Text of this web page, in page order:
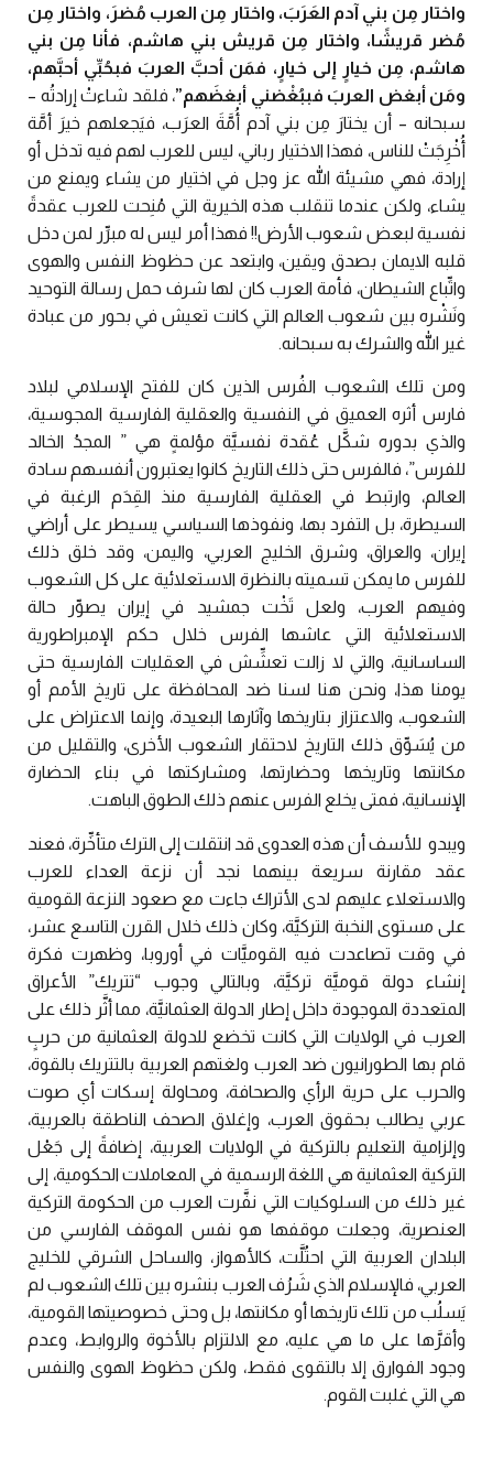
واختار مِن بني آدم العَرَبَ، واختار مِن العرب مُضرَ، واختار مِن
مُضر قريشًا، واختار مِن قريش بني هاشم، فأنا مِن بني
هاشم، مِن خيارٍ إلى خيارٍ، فمَن أحبَّ العربَ فبحُبِّي أحبَّهم،
ومَن أبغض العربَ فببُغْضني أبغضَهم”، فلقد شاءتْ إرادتُه –
سبحانه – أن يختارَ مِن بني آدم أُمَّةَ العرَب، فيَجعلهم خيرَ أمَّة
أُخْرِجَتْ للناس، فهذا الاختيار رباني، ليس للعرب لهم فيه تدخل أو
إرادة، فهي مشيئة الله عز وجل في اختيار من يشاء ويمنع من
يشاء، ولكن عندما تنقلب هذه الخيرية التي مُنِحت للعرب عقدةً
نفسية لبعض شعوب الأرض!! فهذا أمر ليس له مبرِّر لمن دخل
قلبه الايمان بصدق ويقين، وابتعد عن حظوظ النفس والهوى
واتِّباع الشيطان، فأمة العرب كان لها شرف حمل رسالة التوحيد
ونَشْره بين شعوب العالم التي كانت تعيش في بحور من عبادة
غير الله والشرك به سبحانه.
ومن تلك الشعوب الفُرس الذين كان للفتح الإسلامي لبلاد
فارس أثره العميق في النفسية والعقلية الفارسية المجوسية،
والذي بدوره شكَّل عُقدة نفسيَّة مؤلمةٍ هي ” المجدُ الخالد
للفرس”، فالفرس حتى ذلك التاريخ كانوا يعتبرون أنفسهم سادة
العالم، وارتبط في العقلية الفارسية منذ القِدَم الرغبة في
السيطرة، بل التفرد بها، ونفوذها السياسي يسيطر على أراضي
إيران، والعراق، وشرق الخليج العربي، واليمن، وقد خلق ذلك
للفرس ما يمكن تسميته بالنظرة الاستعلائية على كل الشعوب
وفيهم العرب، ولعل تَخْت جمشيد في إيران يصوِّر حالة
الاستعلائية التي عاشها الفرس خلال حكم الإمبراطورية
الساسانية، والتي لا زالت تعشِّش في العقليات الفارسية حتى
يومنا هذا، ونحن هنا لسنا ضد المحافظة على تاريخ الأمم أو
الشعوب، والاعتزاز بتاريخها وآثارها البعيدة، وإنما الاعتراض على
من يُسَوِّق ذلك التاريخ لاحتقار الشعوب الأخرى، والتقليل من
مكانتها وتاريخها وحضارتها، ومشاركتها في بناء الحضارة
الإنسانية، فمتى يخلع الفرس عنهم ذلك الطوق الباهت.
ويبدو للأسف أن هذه العدوى قد انتقلت إلى الترك متأخِّرة، فعند
عقد مقارنة سريعة بينهما نجد أن نزعة العداء للعرب
والاستعلاء عليهم لدى الأتراك جاءت مع صعود النزعة القومية
على مستوى النخبة التركيَّة، وكان ذلك خلال القرن التاسع عشر،
في وقت تصاعدت فيه القوميَّات في أوروبا، وظهرت فكرة
إنشاء دولة قوميَّة تركيَّة، وبالتالي وجوب “تتريك” الأعراق
المتعددة الموجودة داخل إطار الدولة العثمانيَّة، مما أثَّر ذلك على
العرب في الولايات التي كانت تخضع للدولة العثمانية من حربٍ
قام بها الطورانيون ضد العرب ولغتهم العربية بالتتريك بالقوة،
والحرب على حرية الرأي والصحافة، ومحاولة إسكات أي صوت
عربي يطالب بحقوق العرب، وإغلاق الصحف الناطقة بالعربية،
وإلزامية التعليم بالتركية في الولايات العربية، إضافةً إلى جَعْل
التركية العثمانية هي اللغة الرسمية في المعاملات الحكومية، إلى
غير ذلك من السلوكيات التي نفَّرت العرب من الحكومة التركية
العنصرية، وجعلت موقفها هو نفس الموقف الفارسي من
البلدان العربية التي احتُلَّت، كالأهواز، والساحل الشرقي للخليج
العربي، فالإسلام الذي شَرُف العرب بنشره بين تلك الشعوب لم
يَسلُب من تلك تاريخها أو مكانتها، بل وحتى خصوصيتها القومية،
وأقرَّها على ما هي عليه، مع الالتزام بالأخوة والروابط، وعدم
وجود الفوارق إلا بالتقوى فقط، ولكن حظوظ الهوى والنفس
هي التي غلبت القوم.